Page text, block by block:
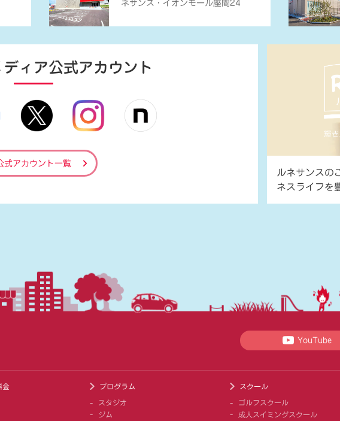
ネサンス・イオンモール座間24
ィア公式アカウント
式アカウント一覧
ルネサンスの
ネスライフを
YouTube
金 プログラム
スタジオ
ジム
スクール
ゴルフスクール
成人スイミングスクール